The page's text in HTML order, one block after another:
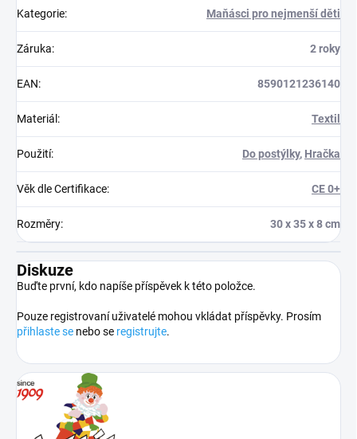
Kategorie: Maňásci pro nejmenší děti
Záruka: 2 roky
EAN: 8590121236140
Materiál: Textil
Použití: Do postýlky, Hračka
Věk dle Certifikace: CE 0+
Rozměry: 30 x 35 x 8 cm
Diskuze
Buďte první, kdo napíše příspěvek k této položce.
Pouze registrovaní uživatelé mohou vkládat příspěvky. Prosím
přihlaste se nebo se registrujte.